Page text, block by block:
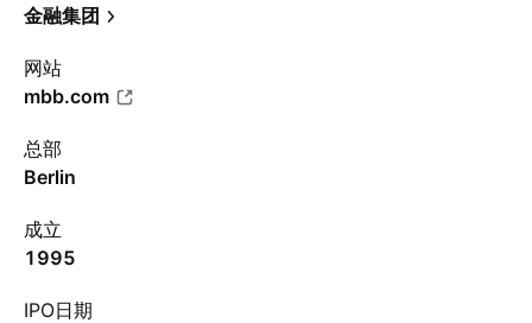
金融集团
网站
mbb.com
总部
Berlin
成立
1995
IPO日期